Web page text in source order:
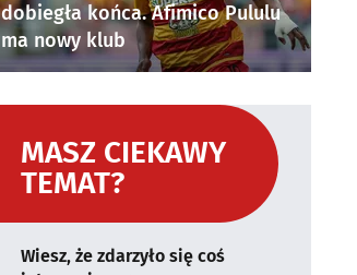
dobiegła końca. Afimico Pululu
ma nowy klub
MASZ CIEKAWY
TEMAT?
Wiesz, że zdarzyło się coś